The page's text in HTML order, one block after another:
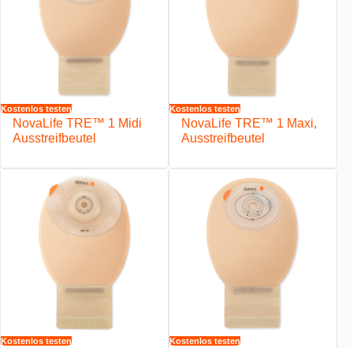
Kostenlos testen
NovaLife TRE™ 1 Midi
Ausstreifbeutel
Kostenlos testen
NovaLife TRE™ 1 Maxi,
Ausstreifbeutel
Kostenlos testen Kostenlos testen